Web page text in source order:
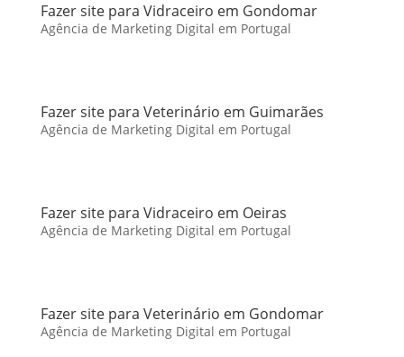
Fazer site para Vidraceiro em Gondomar
Agência de Marketing Digital em Portugal
Fazer site para Veterinário em Guimarães
Agência de Marketing Digital em Portugal
Fazer site para Vidraceiro em Oeiras
Agência de Marketing Digital em Portugal
Fazer site para Veterinário em Gondomar
Agência de Marketing Digital em Portugal